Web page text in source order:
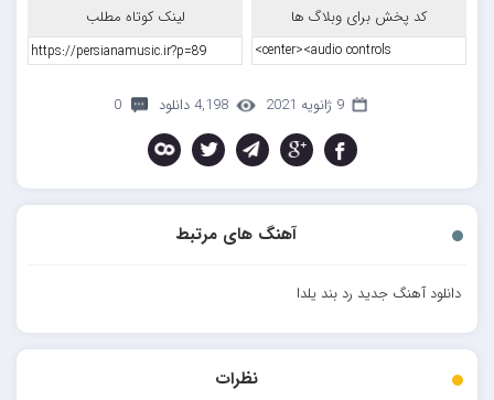
کد پخش برای وبلاگ ها لینک کوتاه مطلب
9 ژانویه 2021 4,198 دانلود 0
آهنگ های مرتبط
دانلود آهنگ جدید رد بند یلدا
نظرات